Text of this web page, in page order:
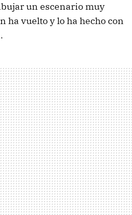
un escenario muy
ha vuelto y lo ha hecho con